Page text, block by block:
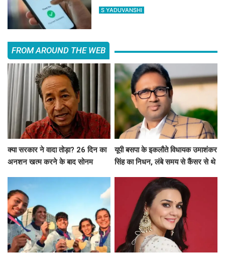
लेकर 5 बड़ी बातें
S YADUVANSHI
FROM AROUND THE WEB
क्या सरकार ने वादा तोड़ा? 26 दिन का
अनशन खत्म करने के बाद सोनम
यूपी बसपा के इकलौते विधायक उमाशंकर
सिंह का निधन, लंबे समय से कैंसर से थे